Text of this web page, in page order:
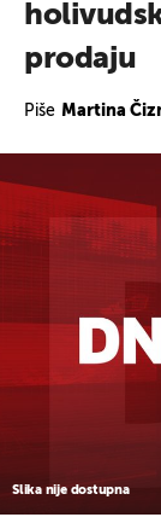
prodaju
Piše Martina
Slika nije dostupna